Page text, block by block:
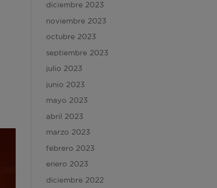
diciembre 2023
noviembre 2023
octubre 2023
septiembre 2023
julio 2023
junio 2023
mayo 2023
abril 2023
marzo 2023
febrero 2023
enero 2023
diciembre 2022